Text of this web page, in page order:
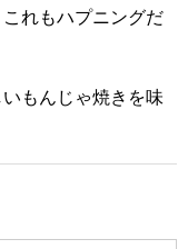
れもハプニングだ
もんじゃ焼きを味